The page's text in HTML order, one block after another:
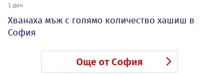
1 ден
Хванаха мъж с голямо количество хашиш в
София
Още от София